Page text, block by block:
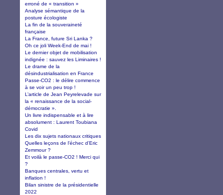
erroné de « transition »
Analyse sémantique de la
posture écologiste
La fin de la souveraineté
française
La France, future Sri Lanka ?
Oh ce joli Week-End de mai !
Le dernier objet de mobilisation
indignée : sauvez les Liminaires !
Le drame de la
désindustrialisation en France
Passe-CO2 : le délire commence
à se voir un peu trop !
L’article de Jean Peyrelevade sur
la « renaissance de la social-
démocratie ».
Un livre indispensable et à lire
absolument : Laurent Toubiana
Covid
Les dix sujets nationaux critiques
Quelles leçons de l'échec d'Eric
Zemmour ?
Et voilà le passe-CO2 ! Merci qui
?
Banques centrales, vertu et
inflation !
Bilan sinistre de la présidentielle
2022